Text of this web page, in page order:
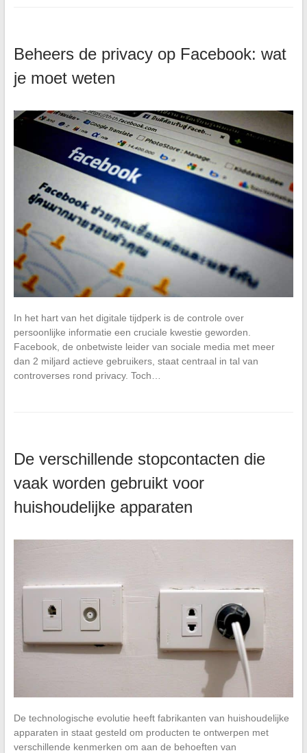
Beheers de privacy op Facebook: wat
je moet weten
In het hart van het digitale tijdperk is de controle over
persoonlijke informatie een cruciale kwestie geworden.
Facebook, de onbetwiste leider van sociale media met meer
dan 2 miljard actieve gebruikers, staat centraal in tal van
controverses rond privacy. Toch…
De verschillende stopcontacten die
vaak worden gebruikt voor
huishoudelijke apparaten
De technologische evolutie heeft fabrikanten van huishoudelijke
apparaten in staat gesteld om producten te ontwerpen met
verschillende kenmerken om aan de behoeften van